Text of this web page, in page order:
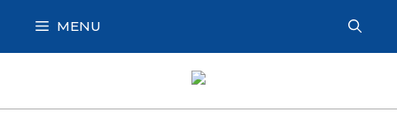
contenu
MENU